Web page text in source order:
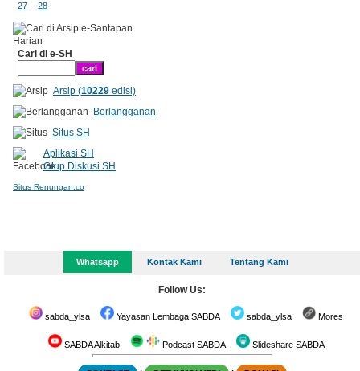
27
28
Cari di e-SH
Arsip (10229edisi)
Berlangganan
Situs SH
Aplikasi SH
Grup Diskusi SH
Situs Renungan.co
Whatsapp Kontak Kami Tentang Kami
Follow Us:
sabda_ylsa Yayasan Lembaga SABDA sabda_ylsa Mores
SABDA Alkitab Podcast SABDA Slideshare SABDA